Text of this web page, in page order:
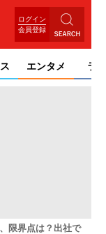
ログイン
会員登録
エンタメ ライ
限界点は？出社で